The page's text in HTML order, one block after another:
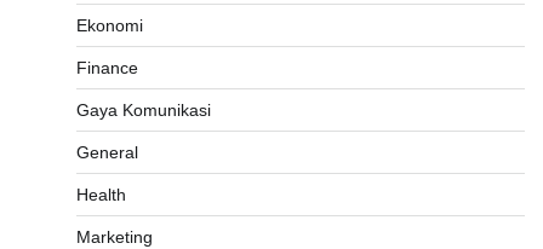
Ekonomi
Finance
Gaya Komunikasi
General
Health
Marketing